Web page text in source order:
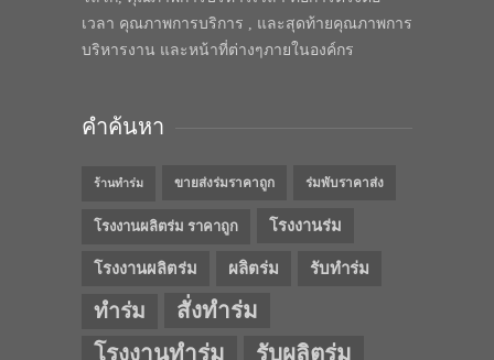
เวลา คุณภาพการบริการ , และสุดท้ายคุณภาพการ
บริหารงาน และหน้าที่ต่างๆภายในองค์กร
คำค้นหา
ร้านทำร่ม ขายส่งร่มราคาถูก ร่มพับราคาส่ง
โรงงานผลิตร่ม ราคาถูก โรงงานร่ม
โรงงานผลิตร่ม ผลิตร่ม รับทำร่ม
ทำร่ม
สั่งทำร่ม
โรงงานทำร่ม
รับผลิตร่ม